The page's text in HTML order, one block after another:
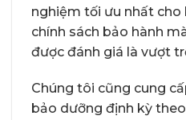
nghiệm tối ưu nhất cho
chính sách bảo hành
được đánh giá là vượt
Chúng tôi cũng cung
bảo dưỡng định kỳ